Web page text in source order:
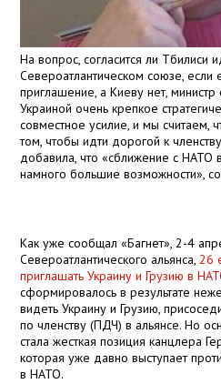
На вопрос, согласится ли Тбилиси
Североатлантическом союзе, если
приглашение, а Киеву нет, министр
Украиной очень крепкое
совместное усилие, и мы считаем,
том, чтобы идти дорогой к
добавила, что «сближение с НАТО
намного большие возможности»,
Как уже сообщал «Багнет», 2-4
Североатлантического альянса,26
приглашать Украину и Грузию в
сформировалось в результате
видеть Украину и Грузию,
по членству (ПДЧ) в альянсе. Но
стала жесткая позиция канцлера
которая уже давно выступает
в НАТО.